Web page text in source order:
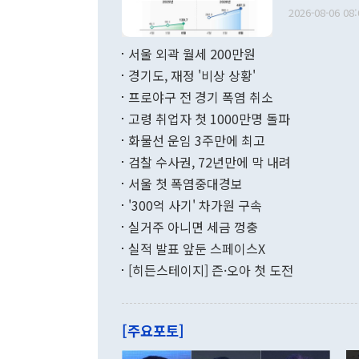
다. [정동영 통일부 장관이 지난달 23일 오후 서울 종로구 정부서울청사에
무너졌다고
함께 4자 대
"우리의 선
관은 업무
이 9월 러시
료=한국은행] 한국은행이 6일 발표한 '2026년 6월 국제수지(잠정)'
며 월간 기
196.9% 급
수출은
기록했지만
로 전환됐다.
는 배당수입
였던 올해 3
2026-08-06
서울 외곽 월세 200만원
경기도, 재정 '비상 상황'
프로야구 전 경기 폭염 취소
고령 취업자 첫 1000만명 돌파
화물선 운임 3주만에 최고
검찰 수사권, 72년만에 막 내려
서울 첫 폭염중대경보
'300억 사기' 차가원 구속
실거주 아니면 세금 껑충
실적 발표 앞둔 스페이스X
[히든스테이지] 즌·오아 첫 도전
[주요포토]